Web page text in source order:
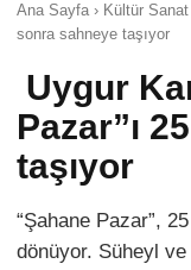
Ana Sayfa › Kültür Sanat
sonra sahneye taşıyor
Uygur
Pazar”ı
taşıyor
“Şahane Pazar”,
dönüyor. Süheyl